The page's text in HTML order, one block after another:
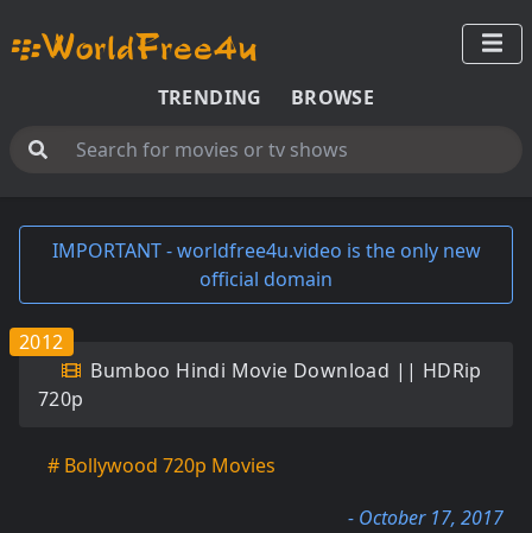
TRENDING BROWSE
IMPORTANT - worldfree4u.video is the only new
official domain
Bumboo Hindi Movie Download || HDRip
720p
2012
# Bollywood 720p Movies
- October 17, 2017